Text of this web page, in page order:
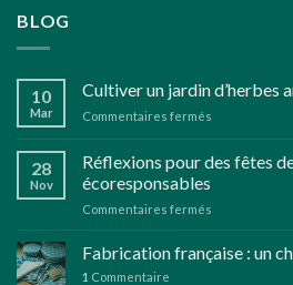
BLOG
10
Mar
Cultiver un jardin d’herbes
Commentaires fermés
jardin
28
Nov
Réflexions pour des fêtes
écoresponsables
Commentaires fermés
pour
des
Fabrication française : un
1 Commentaire